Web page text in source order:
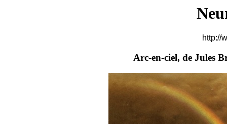
http://
Arc-en-ciel, de Jules